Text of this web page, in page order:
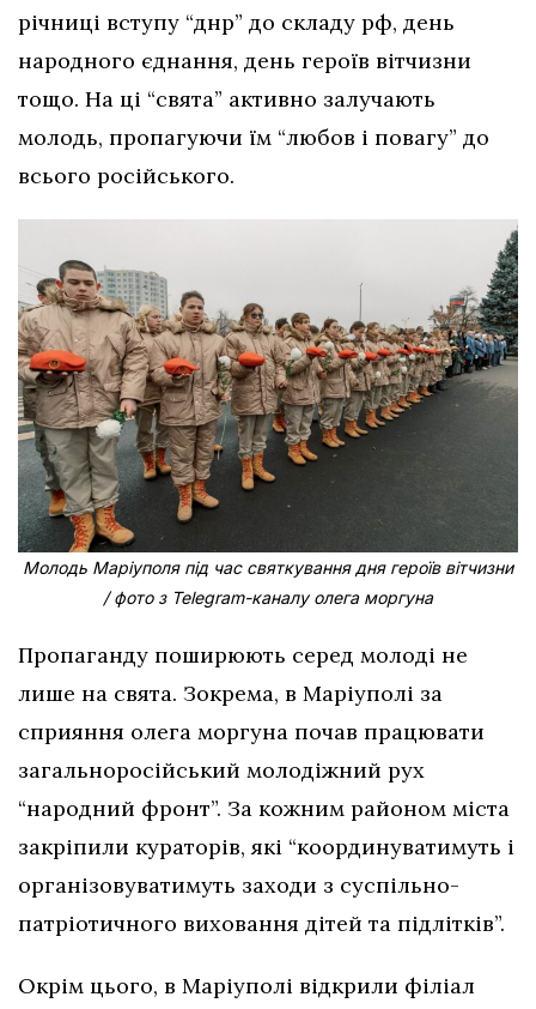
річниці вступу “днр” до складу рф, день
народного єднання, день героїв вітчизни
тощо. На ці “свята” активно залучають
молодь, пропагуючи їм “любов і повагу” до
всього російського.
Молодь Маріуполя під час святкування дня героїв вітчизни
/ фото з Telegram-каналу олега моргуна
Пропаганду поширюють серед молоді не
лише на свята. Зокрема, в Маріуполі за
сприяння олега моргуна почав працювати
загальноросійський молодіжний рух
“народний фронт”. За кожним районом міста
закріпили кураторів, які “координуватимуть і
організовуватимуть заходи з суспільно-
патріотичного виховання дітей та підлітків”.
Окрім цього, в Маріуполі відкрили філіал